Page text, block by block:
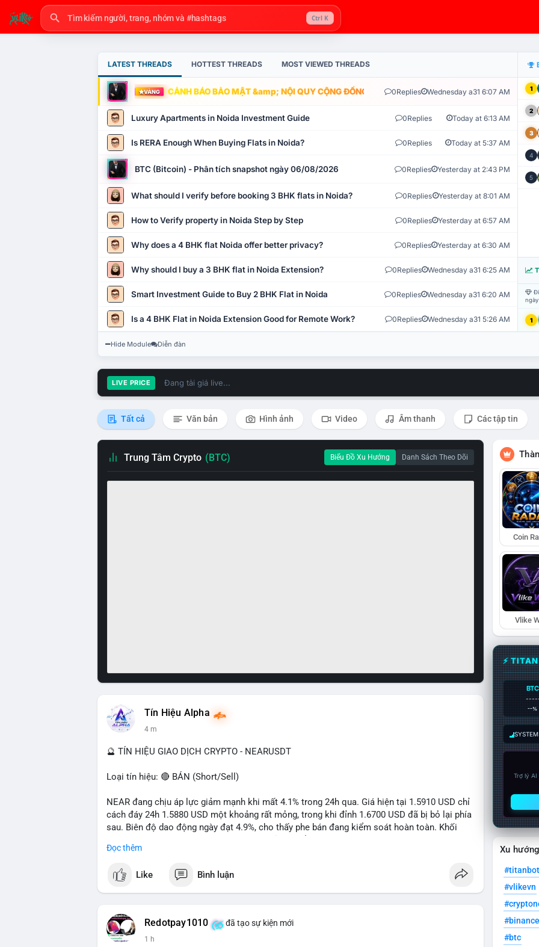
Ctrl K
LATEST THREADS HOTTEST THREADS MOST VIEWED THREADS
VÀNG CẢNH BÁO BẢO MẬT &amp; NỘI QUY CỘNG ĐỒNG VLIKE.VN: HỆ THỐNG GIÁM SÁT TỰ
0Replies Wednesday a31 6:07 AM
Luxury Apartments in Noida Investment Guide 0Replies Today at 6:13 AM
Is RERA Enough When Buying Flats in Noida? 0Replies Today at 5:37 AM
BTC (Bitcoin) - Phân tích snapshot ngày 06/08/2026 0Replies Yesterday at 2:43 PM
What should I verify before booking 3 BHK flats in Noida? 0Replies Yesterday at 8:01 AM
How to Verify property in Noida Step by Step 0Replies Yesterday at 6:57 AM
Why does a 4 BHK flat Noida offer better privacy? 0Replies Yesterday at 6:30 AM
Why should I buy a 3 BHK flat in Noida Extension? 0Replies Wednesday a31 6:25 AM
Smart Investment Guide to Buy 2 BHK Flat in Noida 0Replies Wednesday a31 6:20 AM
Is a 4 BHK Flat in Noida Extension Good for Remote Work? 0Replies Wednesday a31 5:26 AM
1
2
3
4
5
1
Hide Module Diễn đàn
LIVE PRICE Đang tải giá live...
Tất cả Văn bản Hình ảnh Video Âm thanh Các tập tin
Trung Tâm Crypto (BTC) Biểu Đồ Xu Hướng Danh Sách Theo Dõi
Tín Hiệu Alpha
4 m
🔮 TÍN HIỆU GIAO DỊCH CRYPTO - NEARUSDT
Loại tín hiệu: 🔴 BÁN (Short/Sell)
NEAR đang chịu áp lực giảm mạnh khi mất 4.1% trong 24h qua. Giá hiện tại 1.5910 USD chỉ
cách đáy 24h 1.5880 USD một khoảng rất mỏng, trong khi đỉnh 1.6700 USD đã bị bỏ lại phía
sau. Biên độ dao động ngày đạt 4.9%, cho thấy phe bán đang kiểm soát hoàn toàn. Khối
đang tiếp diễn.
Khuyến nghị giao dịch:
- Vùng Entry: 1.5910 - 1.5980
- Cắt lỗ (Stop Loss - SL): 1.6100
Quản trị vốn chặt chẽ, chỉ vào lệnh với rủi ro tối đa 1-2% tài khoản cho mỗi vị thế.
Đọc thêm
Like Bình luận
Redotpay1010 đã tạo sự kiện mới
1 h
Coin
Vlike
⚡
BTC
--%
Trợ lý
Xu
#titanbot
#vlikevn
#btc